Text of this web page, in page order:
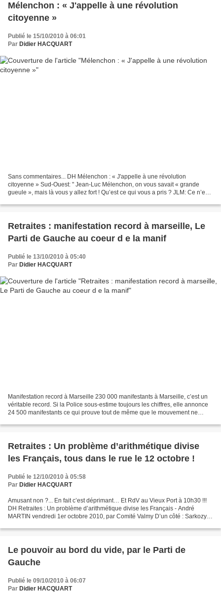
Mélenchon : « J'appelle à une révolution
citoyenne »
Publié le 15/10/2010 à 06:01
Par Didier HACQUART
Sans commentaires... DH Mélenchon : « J'appelle à une révolution
citoyenne » Sud-Ouest: " Jean-Luc Mélenchon, on vous savait « grande
gueule », mais là vous y allez fort ! Qu’est ce qui vous a pris ? JLM: Ce n’est
Retraites : manifestation record à marseille, Le
Parti de Gauche au coeur d e la manif
Publié le 13/10/2010 à 05:40
Par Didier HACQUART
Manifestation record à Marseille 230 000 manifestants à Marseille, c’est un
véritable record. Si la Police sous-estime toujours les chiffres, elle annonce
24 500 manifestants ce qui prouve tout de même que le mouvement ne
Retraites : Un problème d’arithmétique divise
les Français, tous dans le rue le 12 octobre !
Publié le 12/10/2010 à 05:58
Par Didier HACQUART
Amusant non ?... En fait c’est déprimant… Et RdV au Vieux Port à 10h30 !!!
DH Retraites : Un problème d’arithmétique divise les Français - André
MARTIN vendredi 1er octobre 2010, par Comité Valmy D’un côté : Sarkozy,
Le pouvoir au bord du vide, par le Parti de
Gauche
Publié le 09/10/2010 à 06:07
Par Didier HACQUART